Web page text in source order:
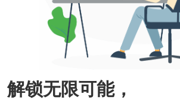
解锁无限可能，